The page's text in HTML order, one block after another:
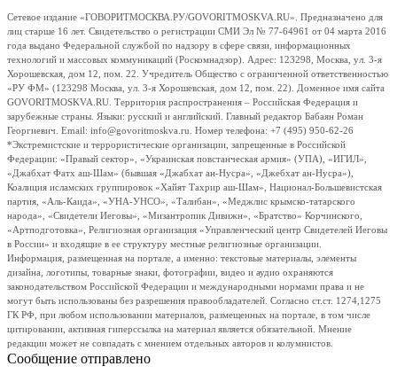
Сетевое издание «ГОВОРИТМОСКВА.РУ/GOVORITMOSKVA.RU». Предназначено для
лиц старше 16 лет. Свидетельство о регистрации СМИ Эл № 77-64961 от 04 марта 2016
года выдано Федеральной службой по надзору в сфере связи, информационных
технологий и массовых коммуникаций (Роскомнадзор). Адрес: 123298, Москва, ул. 3-я
Хорошевская, дом 12, пом. 22. Учредитель Общество с ограниченной ответственностью
«РУ ФМ» (123298 Москва, ул. 3-я Хорошевская, дом 12, пом. 22). Доменное имя сайта
GOVORITMOSKVA.RU. Территория распространения – Российская Федерация и
зарубежные страны. Языки: русский и английский. Главный редактор Бабаян Роман
Георгиевич. Email: info@govoritmoskva.ru. Номер телефона: +7 (495) 950-62-26
*Экстремистские и террористические организации, запрещенные в Российской
Федерации: «Правый сектор», «Украинская повстанческая армия» (УПА), «ИГИЛ»,
«Джабхат Фатх аш-Шам» (бывшая «Джабхат ан-Нусра», «Джебхат ан-Нусра»),
Коалиция исламских группировок «Хайят Тахрир аш-Шам», Национал-Большевистская
партия, «Аль-Каида», «УНА-УНСО», «Талибан», «Меджлис крымско-татарского
народа», «Свидетели Иеговы», «Мизантропик Дивижн», «Братство» Корчинского,
«Артподготовка», Религиозная организация «Управленческий центр Свидетелей Иеговы
в России» и входящие в ее структуру местные религиозные организации.
Информация, размещенная на портале, а именно: текстовые материалы, элементы
дизайна, логотипы, товарные знаки, фотографии, видео и аудио охраняются
законодательством Российской Федерации и международными нормами права и не
могут быть использованы без разрешения правообладателей. Согласно ст.ст. 1274,1275
ГК РФ, при любом использовании материалов, размещенных на портале, в том числе
цитировании, активная гиперссылка на материал является обязательной. Мнение
редакции может не совпадать с мнением отдельных авторов и колумнистов.
Сообщение отправлено